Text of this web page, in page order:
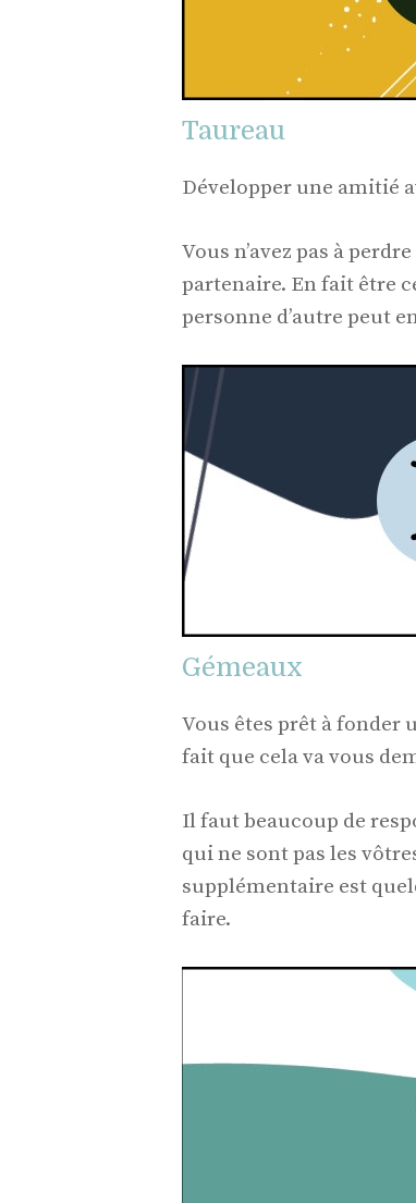
Taureau
Développer une amitié
Vous n’avez pas à
partenaire. En fait être
personne d’autre peut
Gémeaux
Vous êtes prêt à fonder
fait que cela va vous
Il faut beaucoup de
qui ne sont pas les
supplémentaire est
faire.